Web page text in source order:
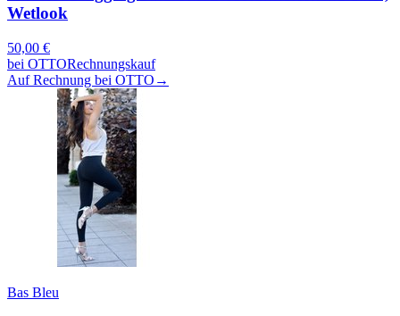
Wetlook
50,00 €
bei OTTORechnungskauf
Auf Rechnung bei OTTO →
Bas Bleu